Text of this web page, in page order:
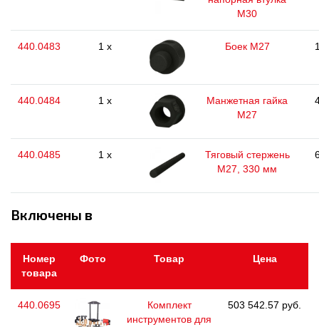
М30
440.0483 1 x Боек М27
440.0484 1 x
Манжетная гайка
М27
440.0485 1 x
Тяговый стержень
М27, 330 мм
Включены в
Номер
товара
Фото Товар Цена
440.0695
Комплект
инструментов для
503 542.57 руб.